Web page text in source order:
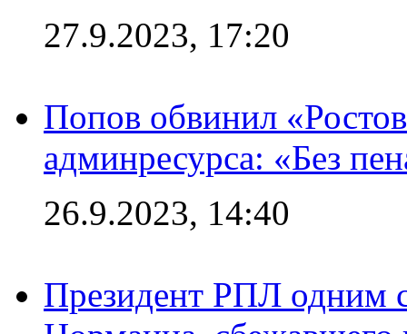
27.9.2023, 17:20
Попов обвинил
админресурса: «Без
26.9.2023, 14:40
Президент РПЛ одним